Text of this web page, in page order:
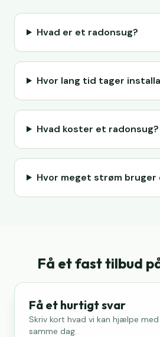
Hvad er et radonsug?
Hvor lang tid tager
Hvad koster et radonsug?
Hvor meget strøm bruger
Få et fast tilbud
Få et hurtigt svar
Skriv kort hvad vi kan hjælpe
samme dag.